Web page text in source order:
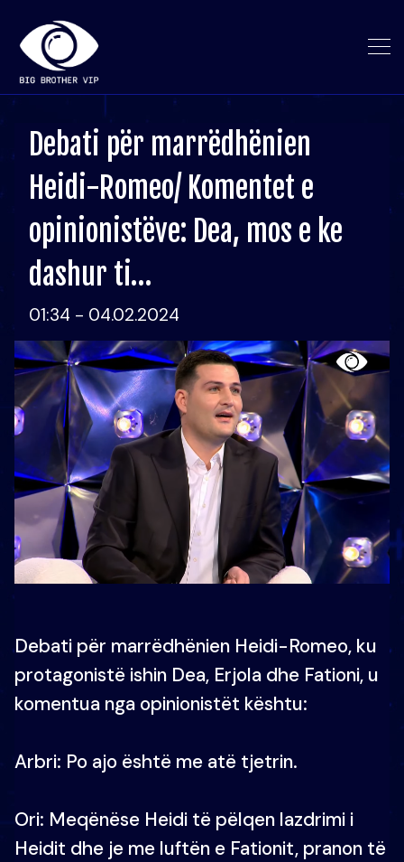
Debati për marrëdhënien
Heidi-Romeo/ Komentet e
opinionistëve: Dea, mos e ke
dashur ti…
01:34 - 04.02.2024
Debati për marrëdhënien Heidi-Romeo, ku
protagonistë ishin Dea, Erjola dhe Fationi, u
komentua nga opinionistët kështu:
Arbri: Po ajo është me atë tjetrin.
Ori: Meqënëse Heidi të pëlqen lazdrimi i
Heidit dhe je me luftën e Fationit, pranon të